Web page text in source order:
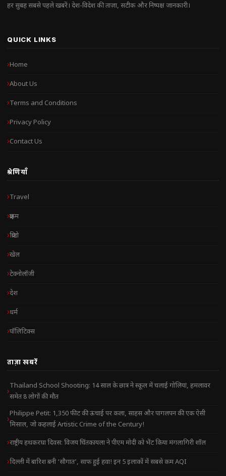
हर सुबह सबसे पहले खबरें। देश-विदेश की ताज़ा, सटीक और निष्पक्ष जानकारी।
QUICK LINKS
Home
About Us
Terms and Conditions
Privacy Policy
Contact Us
श्रेणियाँ
Travel
क्राइम
क्रिप्टो
खेल
टेक्नोलॉजी
देश
धर्म
पॉलिटिक्स
ताज़ा खबरें
Thailand School Shooting: 14 साल के छात्र ने स्कूल में चलाई गोलियां, हमलावर
समेत 8 लोगों की मौत
Philippe Petit: 1,350 फीट की ऊंचाई पर कला, साहस और पागलपन की एक ऐसी
मिसाल, जो कहलाई Artistic Crime of the Century!
राष्ट्रीय हथकरघा दिवस: विजय चिंतकायला ने पीएम मोदी को भेंट किया मंगलागिरी शॉल
दिल्ली में बारिश बनी ‘सौगात’, साफ हुई हवा! इन 5 इलाकों में सबसे कम AQI